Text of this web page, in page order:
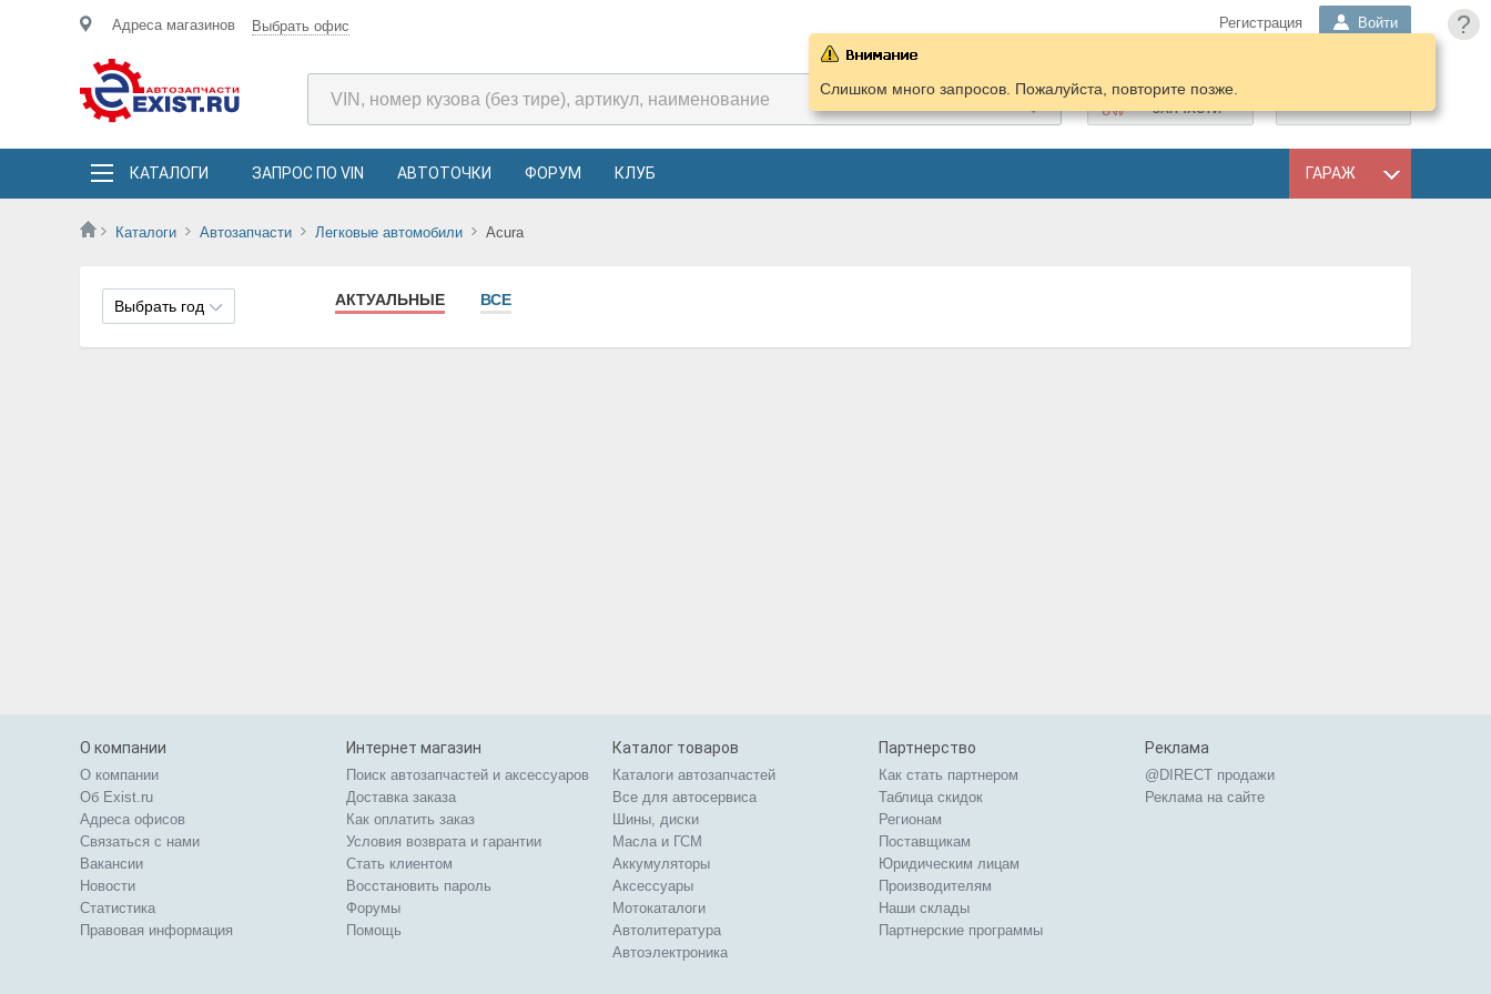
?
Адреса магазинов Выбрать офис Регистрация Войти
ПОДОБРАТЬ
ЗАПЧАСТИ
КАТАЛОГИ ЗАПРОС ПО VIN АВТОТОЧКИ ФОРУМ КЛУБ ГАРАЖ
Каталоги Автозапчасти Легковые автомобили Acura
Слишком много запросов. Пожалуйста, повторите позже.
Выбрать год АКТУАЛЬНЫЕ ВСЕ
О компании
О компании
Об Exist.ru
Адреса офисов
Связаться с нами
Вакансии
Новости
Статистика
Правовая информация
Интернет магазин
Поиск автозапчастей и аксессуаров
Доставка заказа
Как оплатить заказ
Условия возврата и гарантии
Стать клиентом
Восстановить пароль
Форумы
Помощь
Каталог товаров
Каталоги автозапчастей
Все для автосервиса
Шины, диски
Масла и ГСМ
Аккумуляторы
Аксессуары
Мотокаталоги
Автолитература
Автоэлектроника
Партнерство
Как стать партнером
Таблица скидок
Регионам
Поставщикам
Юридическим лицам
Производителям
Наши склады
Партнерские программы
Реклама
@DIRECT продажи
Реклама на сайте